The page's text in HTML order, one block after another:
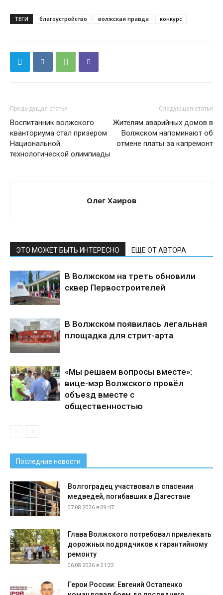
ТЕГИ благоустройство волжская правда конкурс
Предыдущая статья
Воспитанник волжского
кванториума стал призером
Национальной
технологической олимпиады
Следующая статья
Жителям аварийных домов в
Волжском напоминают об
отмене платы за капремонт
Олег Хаиров
ЭТО МОЖЕТ БЫТЬ ИНТЕРЕСНО ЕЩЕ ОТ АВТОРА
В Волжском на треть обновили
сквер Первостроителей
В Волжском появилась легальная
площадка для стрит-арта
«Мы решаем вопросы вместе»:
вице-мэр Волжского провёл
объезд вместе с
общественностью
Последние новости
Волгоградец участвовал в спасении
медведей, погибавших в Дагестане
07.08.2026 в 09:47
Глава Волжского потребовал привлекать
дорожных подрядчиков к гарантийному
ремонту
06.08.2026 в 21:22
Герои России: Евгений Остапенко